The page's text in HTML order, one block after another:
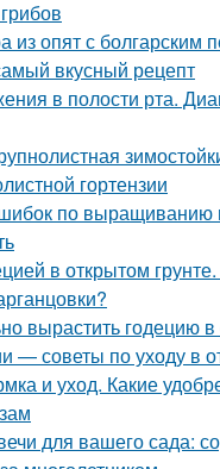
из опят с болгарским
вкусный рецепт
в полости рта.
гортензии
по выращиванию
в открытом
вырастить годецию в
— советы по уходу в
и уход. Какие
для вашего сада: